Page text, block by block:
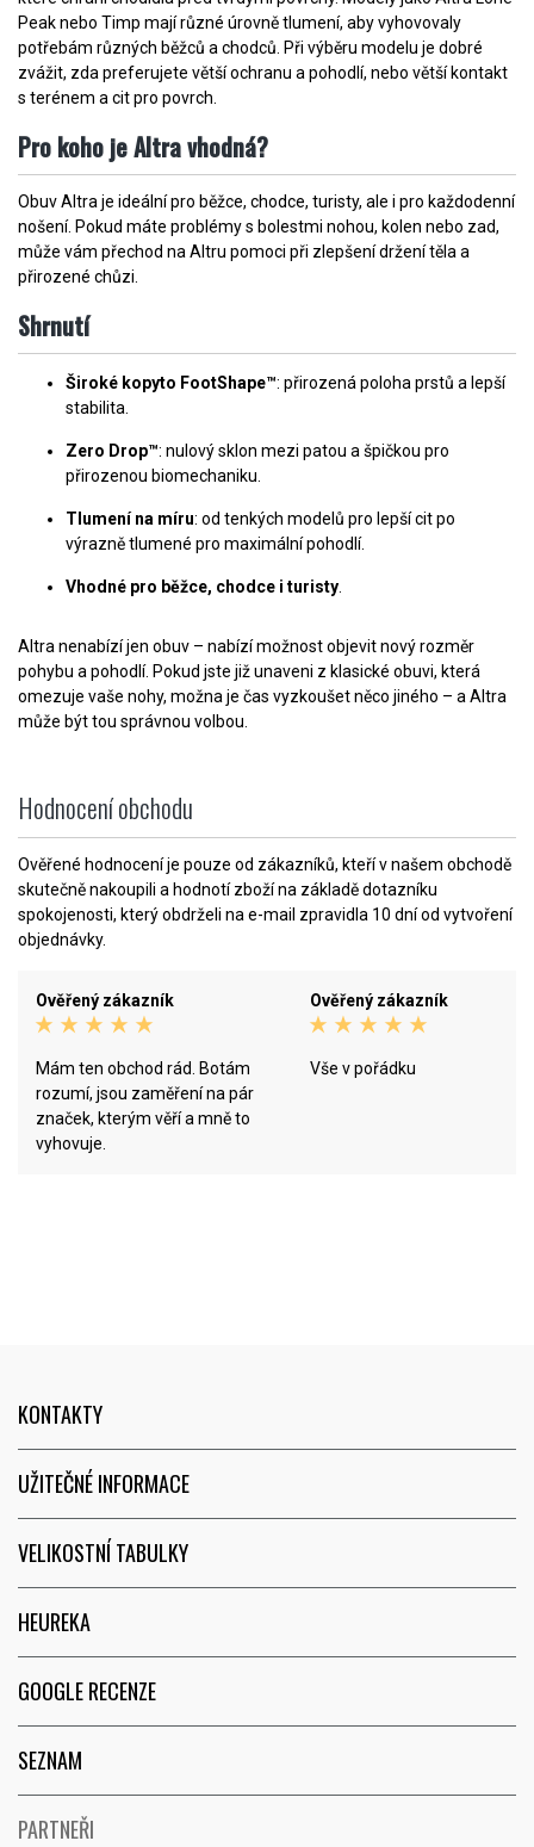
Peak nebo Timp mají různé úrovně tlumení, aby vyhovovaly
potřebám různých běžců a chodců. Při výběru modelu je dobré
zvážit, zda preferujete větší ochranu a pohodlí, nebo větší kontakt
s terénem a cit pro povrch.
Pro koho je Altra vhodná?
Obuv Altra je ideální pro běžce, chodce, turisty, ale i pro každodenní
nošení. Pokud máte problémy s bolestmi nohou, kolen nebo zad,
může vám přechod na Altru pomoci při zlepšení držení těla a
přirozené chůzi.
Shrnutí
Široké kopyto FootShape™: přirozená poloha prstů a lepší
stabilita.
Zero Drop™: nulový sklon mezi patou a špičkou pro
přirozenou biomechaniku.
Tlumení na míru: od tenkých modelů pro lepší cit po
výrazně tlumené pro maximální pohodlí.
Vhodné pro běžce, chodce i turisty
Altra nenabízí jen obuv – nabízí možnost objevit nový rozměr
pohybu a pohodlí. Pokud jste již unaveni z klasické obuvi, která
omezuje vaše nohy, možna je čas vyzkoušet něco jiného – a Altra
může být tou správnou volbou.
Hodnocení obchodu
Ověřené hodnocení je pouze od zákazníků, kteří v našem obchodě
skutečně nakoupili a hodnotí zboží na základě dotazníku
spokojenosti, který obdrželi na e-mail zpravidla 10 dní od vytvoření
objednávky.
Ověřený zákazník
Mám ten obchod rád. Botám
rozumí, jsou zaměření na pár
značek, kterým věří a mně to
vyhovuje.
Ověřený zákazník
Vše v pořádku
KONTAKTY
UŽITEČNÉ INFORMACE
VELIKOSTNÍ TABULKY
HEUREKA
GOOGLE RECENZE
SEZNAM
PARTNEŘI